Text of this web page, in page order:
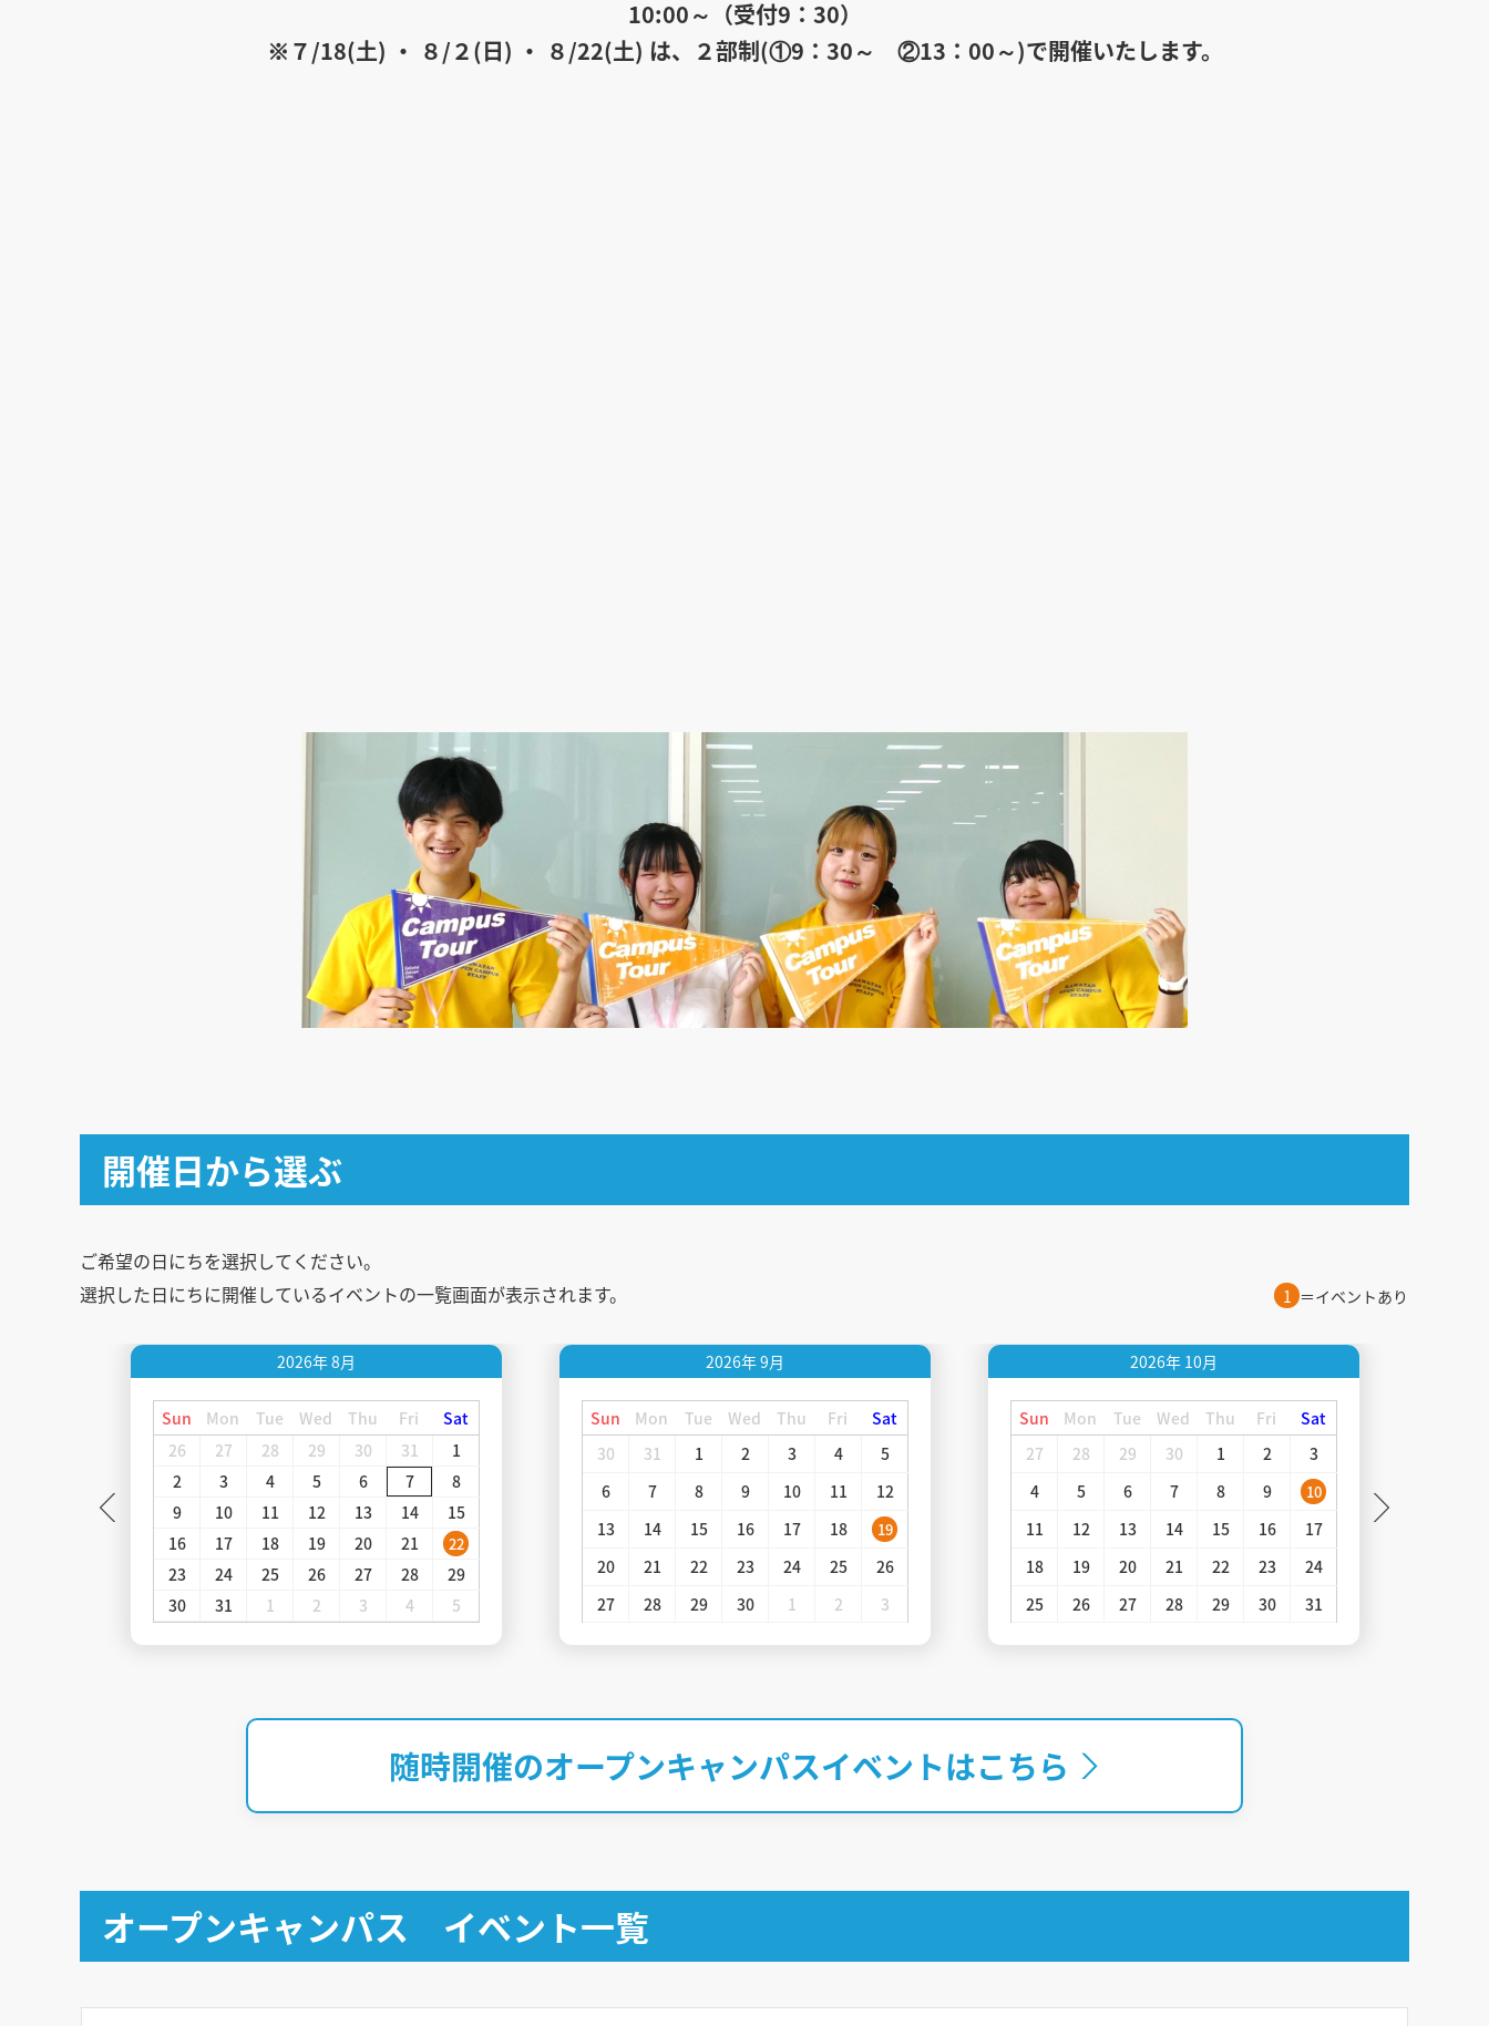
10:00～（受付9：30）
※７/18(土) ・ ８/２(日) ・ ８/22(土) は、２部制(①9：30～ ②13：00～)で開催いたします。
開催日から選ぶ
ご希望の日にちを選択してください。
選択した日にちに開催しているイベントの一覧画面が表示されます。
1 ＝イベントあり
2026年8月
Sun Mon Tue Wed Thu Fri
Sat
26
27 28 29 30 31
1
2
3 4 5 6 7
8
9
10 11 12 13 14
15
16
17 18 19 20 21 22
23 24 25 26 27 28
29
30
31 1 2 3 4 5
2026年9月
Sun Mon Tue Wed Thu Fri
Sat
30
31 1 2 3 4
5
6
7 8 9 10 11
12
13
14 15 16 17 18 19
20 21 22 23 24 25
26
27
28 29 30 1 2 3
2026年 10月
Sun Mon Tue Wed Thu Fri
Sat
27
28 29 30 1 2
3
4
5 6 7 8 9 10
11 12 13 14 15 16
17
18
19 20 21 22 23
24
25
26 27 28 29 30 31
随時開催のオープンキャンパスイベントはこちら
オープンキャンパス イベント一覧